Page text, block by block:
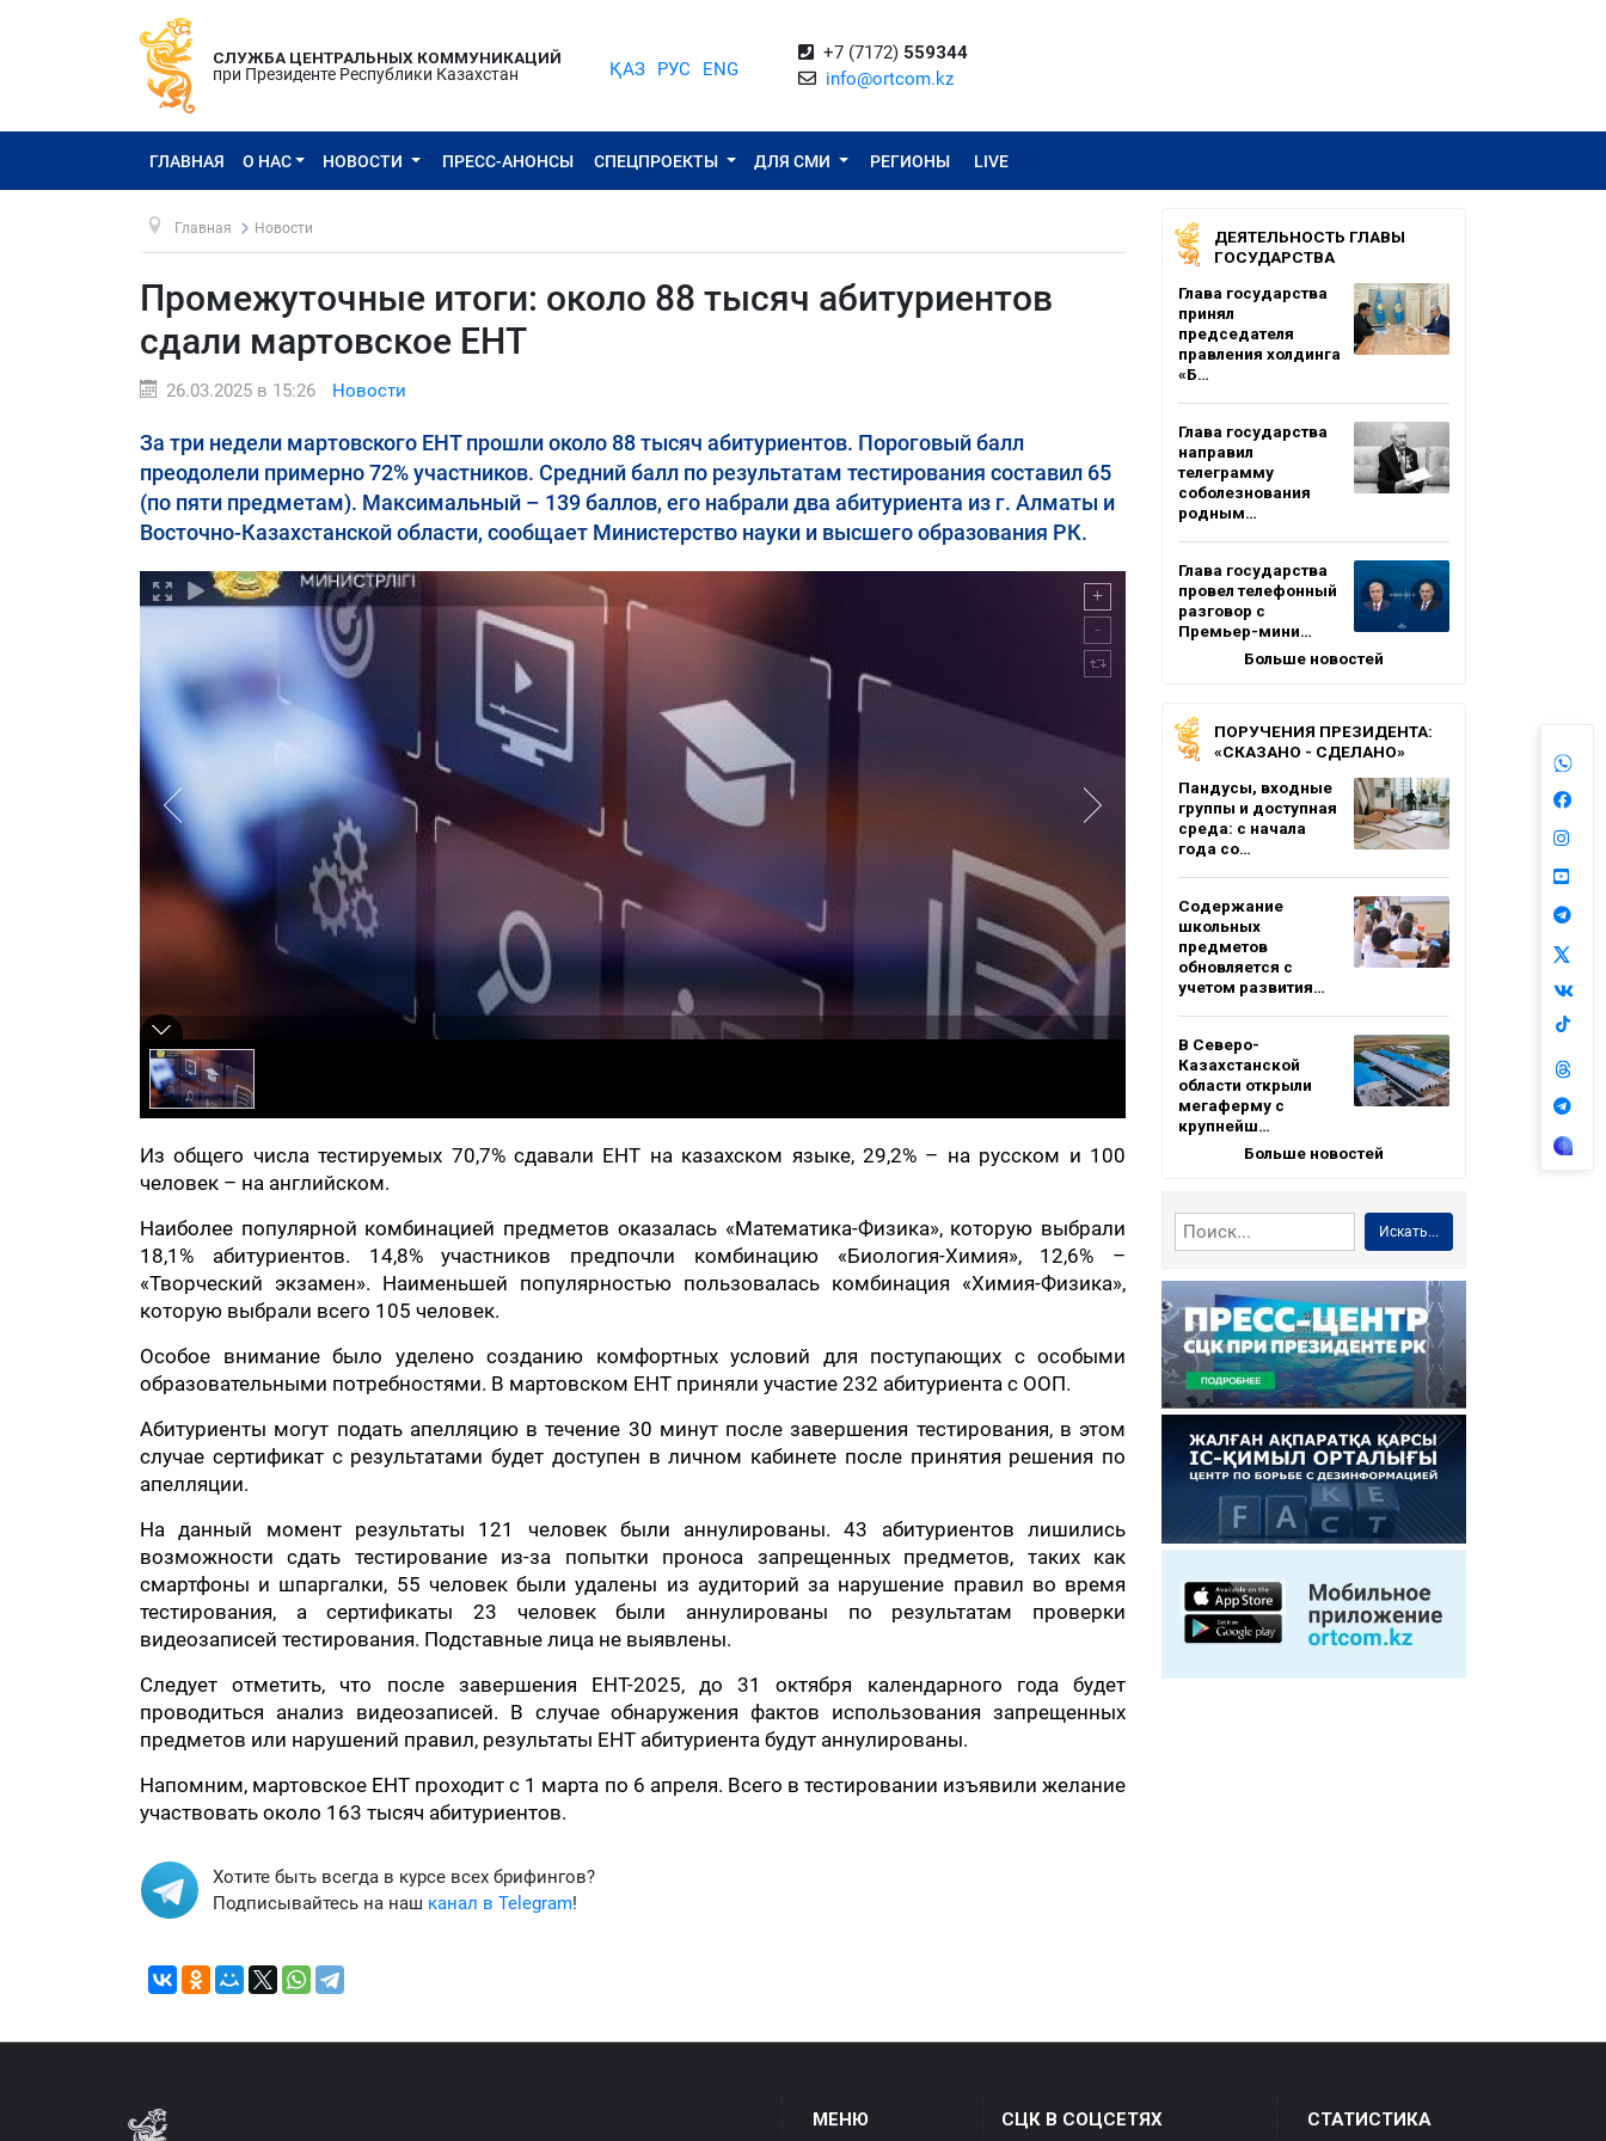
СЛУЖБА ЦЕНТРАЛЬНЫХ КОММУНИКАЦИЙ
при Президенте Республики Казахстан
ҚАЗ РУС ENG
+7 (7172) 559344
info@ortcom.kz
ГЛАВНАЯ О НАС НОВОСТИ ПРЕСС-АНОНСЫ СПЕЦПРОЕКТЫ ДЛЯ СМИ РЕГИОНЫ LIVE
Главная Новости
Промежуточные итоги: около 88 тысяч абитуриентов
сдали мартовское ЕНТ
26.03.2025 в 15:26 Новости
За три недели мартовского ЕНТ прошли около 88 тысяч абитуриентов. Пороговый балл
преодолели примерно 72% участников. Средний балл по результатам тестирования составил 65
(по пяти предметам). Максимальный – 139 баллов, его набрали два абитуриента из г. Алматы и
Восточно-Казахстанской области, сообщает Министерство науки и высшего образования РК.
Из общего числа тестируемых 70,7% сдавали ЕНТ на казахском языке, 29,2% – на русском и 100
человек – на английском.
Наиболее популярной комбинацией предметов оказалась «Математика-Физика», которую выбрали
18,1% абитуриентов. 14,8% участников предпочли комбинацию «Биология-Химия», 12,6% –
«Творческий экзамен». Наименьшей популярностью пользовалась комбинация «Химия-Физика»,
которую выбрали всего 105 человек.
Особое внимание было уделено созданию комфортных условий для поступающих с особыми
образовательными потребностями. В мартовском ЕНТ приняли участие 232 абитуриента с ООП.
Абитуриенты могут подать апелляцию в течение 30 минут после завершения тестирования, в этом
случае сертификат с результатами будет доступен в личном кабинете после принятия решения по
апелляции.
На данный момент результаты 121 человек были аннулированы. 43 абитуриентов лишились
возможности сдать тестирование из-за попытки проноса запрещенных предметов, таких как
смартфоны и шпаргалки, 55 человек были удалены из аудиторий за нарушение правил во время
тестирования, а сертификаты 23 человек были аннулированы по результатам проверки
видеозаписей тестирования. Подставные лица не выявлены.
Следует отметить, что после завершения ЕНТ-2025, до 31 октября календарного года будет
проводиться анализ видеозаписей. В случае обнаружения фактов использования запрещенных
предметов или нарушений правил, результаты ЕНТ абитуриента будут аннулированы.
Напомним, мартовское ЕНТ проходит с 1 марта по 6 апреля. Всего в тестировании изъявили желание
участвовать около 163 тысяч абитуриентов.
Хотите быть всегда в курсе всех брифингов?
Подписывайтесь на наш канал в Telegram!
ДЕЯТЕЛЬНОСТЬ ГЛАВЫ
ГОСУДАРСТВА
Глава государства
принял
председателя
правления холдинга
«Б…
Глава государства
направил
телеграмму
соболезнования
родным…
Глава государства
провел телефонный
разговор с
Премьер-мини…
Больше новостей
ПОРУЧЕНИЯ ПРЕЗИДЕНТА:
«СКАЗАНО - СДЕЛАНО»
Пандусы, входные
группы и доступная
среда: с начала
года со…
Содержание
школьных
предметов
обновляется с
учетом развития…
В Северо-
Казахстанской
области открыли
мегаферму с
крупнейш…
Больше новостей
Искать...
МЕНЮ СЦК В СОЦСЕТЯХ СТАТИСТИКА